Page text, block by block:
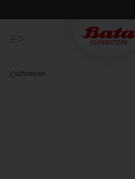
€10,- korting eerste online aankoop
schoenen